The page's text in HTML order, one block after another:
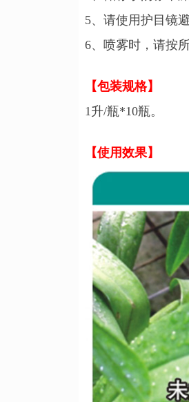
5、请使用护目镜
6、喷雾时，请按
【包装规格】
1升/瓶*10瓶。
【使用效果】